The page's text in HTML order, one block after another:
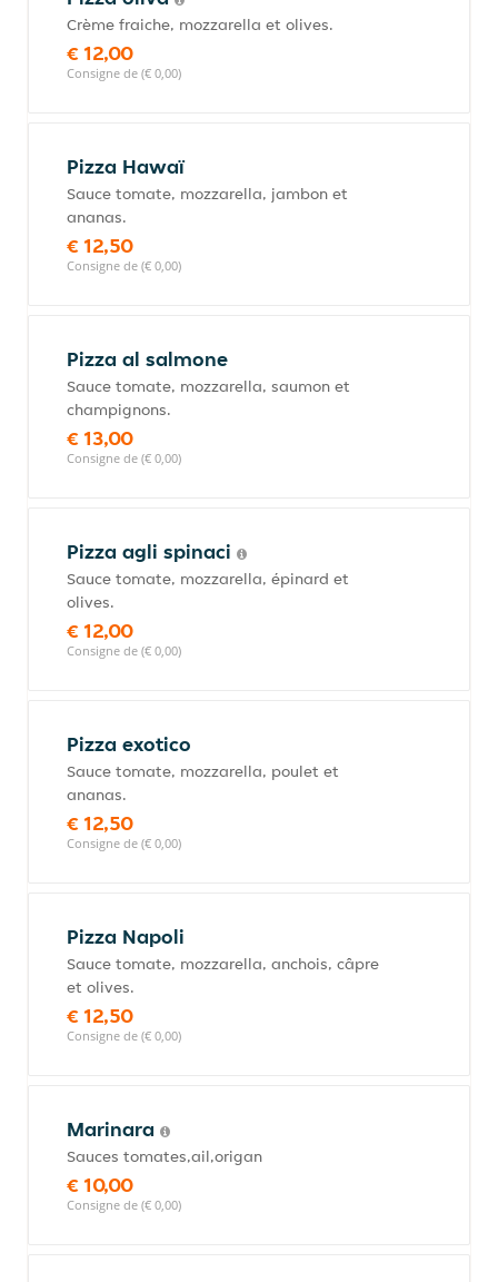
Crème fraiche, mozzarella et olives.
€ 12,00
Consigne de (€ 0,00)
Pizza Hawaï
Sauce tomate, mozzarella, jambon et
ananas.
€ 12,50
Consigne de (€ 0,00)
Pizza al salmone
Sauce tomate, mozzarella, saumon et
champignons.
€ 13,00
Consigne de (€ 0,00)
Pizza agli spinaci
Sauce tomate, mozzarella, épinard et
olives.
€ 12,00
Consigne de (€ 0,00)
Pizza exotico
Sauce tomate, mozzarella, poulet et
ananas.
€ 12,50
Consigne de (€ 0,00)
Pizza Napoli
Sauce tomate, mozzarella, anchois, câpre
et olives.
€ 12,50
Consigne de (€ 0,00)
Marinara
Sauces tomates,ail,origan
€ 10,00
Consigne de (€ 0,00)